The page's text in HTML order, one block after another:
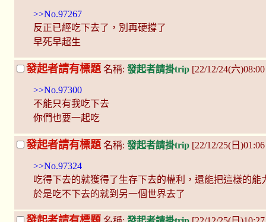
>>No.97267
反正已經吃下去了，別再硬撐了
早死早超生
發起者請有標題 名稱: 發起者請掛trip [22/12/24(六
>>No.97300
不能只有我吃下去
你們也要一起吃
發起者請有標題 名稱: 發起者請掛trip [22/12/25(日
>>No.97324
吃得下去的就獲得了生存下去的權利，還能把這樣的能
於是吃不下去的就到另一個世界去了